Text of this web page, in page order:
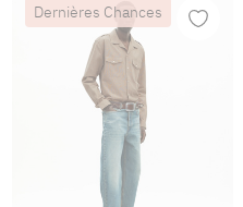
Dernières Chances